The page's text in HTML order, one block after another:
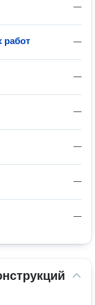
—
—
работ
—
—
—
—
—